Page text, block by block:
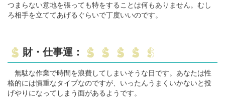
つまらない意地を張っても特をすることは何もありません。むし
ろ相手を立ててあげるぐらいで丁度いいのです。
財・仕事運：
無駄な作業で時間を浪費してしまいそうな日です。あなたは性
格的には慎重なタイプなのですが、いったんうまくいかないと投
げやりになってしまう面があるようです。